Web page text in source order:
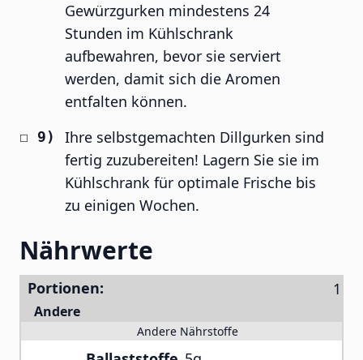
Gewürzgurken mindestens 24
Stunden im Kühlschrank
aufbewahren, bevor sie serviert
werden, damit sich die Aromen
entfalten können.
Ihre selbstgemachten Dillgurken sind
fertig zuzubereiten! Lagern Sie sie im
Kühlschrank für optimale Frische bis
zu einigen Wochen.
Nährwerte
Portionen:
Andere
Andere Nährstoffe